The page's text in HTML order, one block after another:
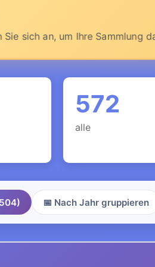
sich an, um Ihre Sammlung
572
alle
📅 Nach Jahr gruppieren